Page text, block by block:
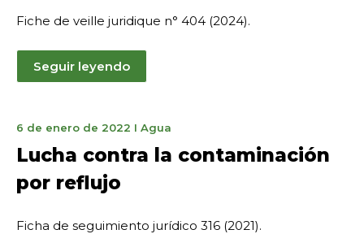
Fiche de veille juridique n° 404 (2024).
Seguir leyendo
6 de enero de 2022 31
marzo
I Agua
Lucha contra la contaminación
por reflujo
Ficha de seguimiento jurídico 316 (2021).